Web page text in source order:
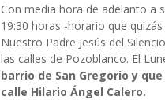
Con media hora de adelanto a
19:30 horas -horario que
Nuestro Padre Jesús del
las calles de Pozoblanco. El
barrio de San Gregorio y
calle Hilario Ángel Calero.